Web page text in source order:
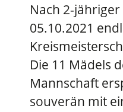
Nach 2-
05.10.2021
Die 11 Mädels
Mannschaft
souverän mit